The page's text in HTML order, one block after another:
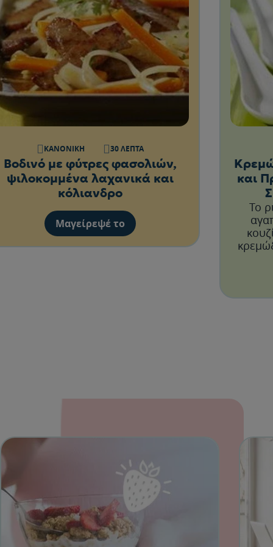
Βοδινό με φύτρες φασολιών,
ψιλοκομμένα λαχανικά και
κόλιανδρο
ΚΑΝΟΝΙΚΉ 30 ΛΕΠΤΆ
Μαγείρεψέ το
και
Το